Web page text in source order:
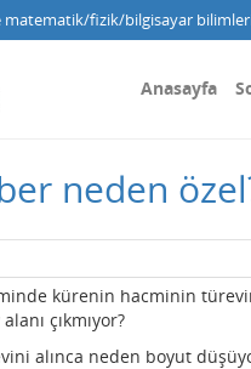
fizik/bilgisayar
Anasayfa
neden
kürenin hacminin
çıkmıyor?
alınca neden boyut